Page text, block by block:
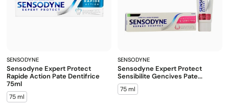
SENSODYNE
Sensodyne Expert Protect
Rapide Action Pate Dentifrice
75ml
75 ml
SENSODYNE
Sensodyne Expert Protect
Sensibilite Gencives Pate...
75 ml